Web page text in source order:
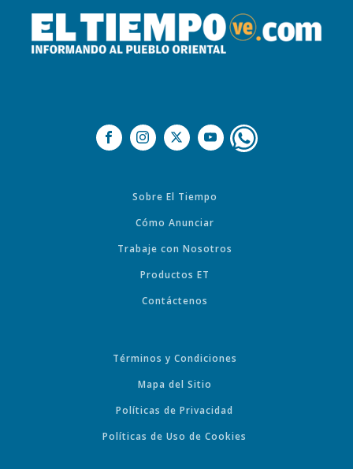
Sobre El Tiempo
Cómo Anunciar
Trabaje con Nosotros
Productos ET
Contáctenos
Términos y Condiciones
Mapa del Sitio
Políticas de Privacidad
Políticas de Uso de Cookies